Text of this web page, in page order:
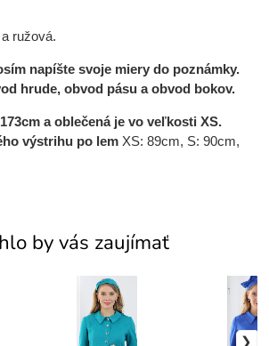
ružová.
napíšte svoje miery do poznámky.
hrude, obvod pásu a obvod bokov.
a oblečená je vo veľkosti XS.
výstrihu po lem XS: 89cm, S: 90cm,
by vás zaujímať